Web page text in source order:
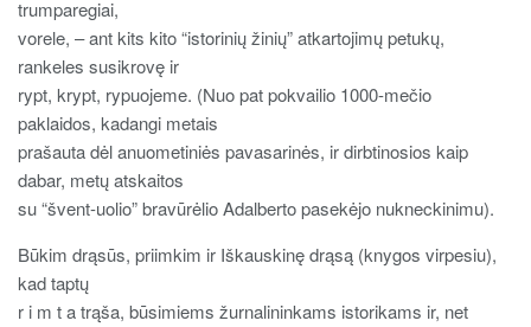
trumparegiai,
vorele, – ant kits kito “istorinių žinių” atkartojimų petukų,
rankeles susikrovę ir
rypt, krypt, rypuojeme. (Nuo pat pokvailio 1000-mečio
paklaidos, kadangi metais
prašauta dėl anuometiniės pavasarinės, ir dirbtinosios kaip
dabar, metų atskaitos
su “švent-uolio” bravūrėlio Adalberto pasekėjo nukneckinimu).
Būkim drąsūs, priimkim ir Iškauskinę drąsą (knygos virpesiu),
kad taptų
r i m t a trąša, būsimiems žurnalininkams istorikams ir, net